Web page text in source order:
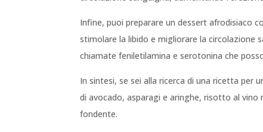
Infine, puoi preparare un dessert afrodisiaco
stimolare la libido e migliorare la circolazione
chiamate feniletilamina e serotonina che
In sintesi, se sei alla ricerca di una ricetta per
di avocado, asparagi e aringhe, risotto al
fondente.